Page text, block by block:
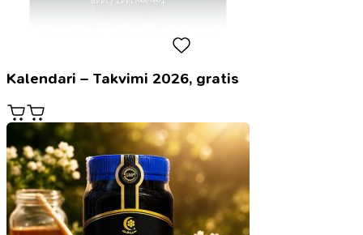
Kalendari – Takvimi 2026, gratis